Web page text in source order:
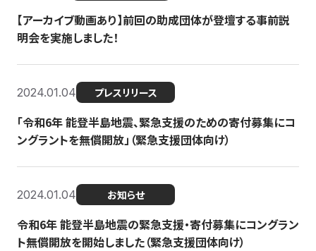
【アーカイブ動画あり】前回の助成団体が登壇する事前説
明会を実施しました！
2024.01.04 プレスリリース
「令和6年 能登半島地震、緊急支援のための寄付募集にコ
ングラントを無償開放」（緊急支援団体向け）
2024.01.04 お知らせ
令和6年 能登半島地震の緊急支援・寄付募集にコングラン
ト無償開放を開始しました（緊急支援団体向け）